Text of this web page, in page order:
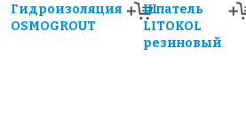
Гидроизоляция
OSMOGROUT
Шпатель
LITOKOL
резиновый